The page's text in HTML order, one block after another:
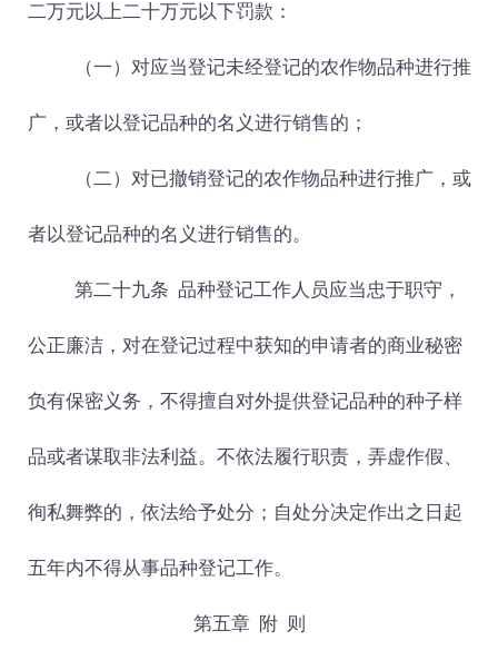
二万元以上二十万元以下罚款：
（一）对应当登记未经登记的农作物品种进行推
广，或者以登记品种的名义进行销售的；
（二）对已撤销登记的农作物品种进行推广，或
者以登记品种的名义进行销售的。
第二十九条 品种登记工作人员应当忠于职守，
公正廉洁，对在登记过程中获知的申请者的商业秘密
负有保密义务，不得擅自对外提供登记品种的种子样
品或者谋取非法利益。不依法履行职责，弄虚作假、
徇私舞弊的，依法给予处分；自处分决定作出之日起
五年内不得从事品种登记工作。
第五章 附 则